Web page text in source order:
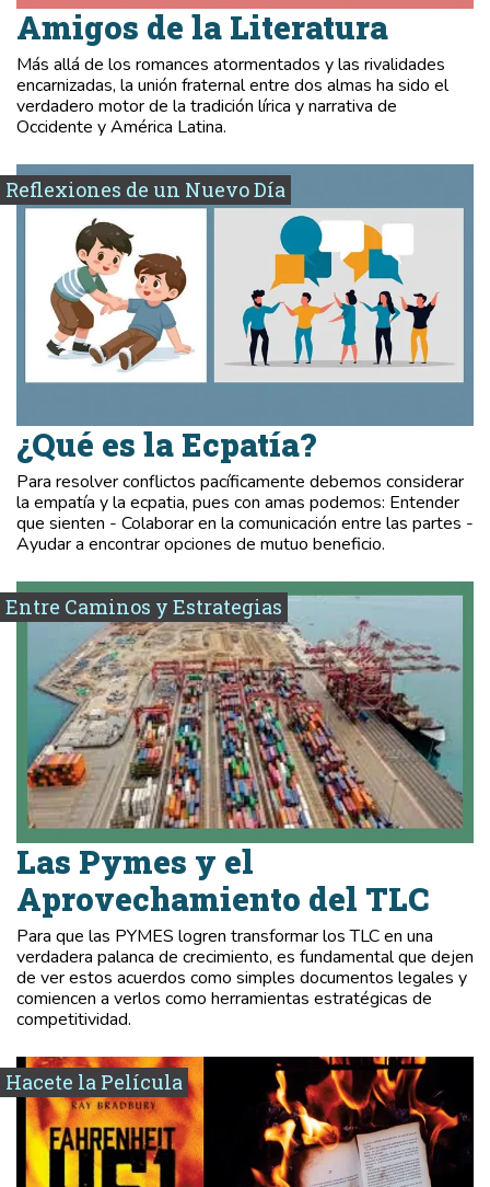
Amigos de la Literatura
Más allá de los romances atormentados y las rivalidades
encarnizadas, la unión fraternal entre dos almas ha sido el
verdadero motor de la tradición lírica y narrativa de
Occidente y América Latina.
Reflexiones de un Nuevo Día
¿Qué es la Ecpatía?
Para resolver conflictos pacíficamente debemos considerar
la empatía y la ecpatia, pues con amas podemos: Entender
que sienten - Colaborar en la comunicación entre las partes -
Ayudar a encontrar opciones de mutuo beneficio.
Entre Caminos y Estrategias
Las Pymes y el
Aprovechamiento del TLC
Para que las PYMES logren transformar los TLC en una
verdadera palanca de crecimiento, es fundamental que dejen
de ver estos acuerdos como simples documentos legales y
comiencen a verlos como herramientas estratégicas de
competitividad.
Hacete la Película